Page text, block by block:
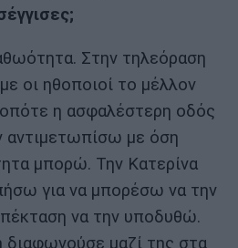
Στην τηλεόραση
οι ηθοποιοί το μέλλον
η ασφαλέστερη οδός
αντιμετωπίσω με όση
μπορώ. Την Κατερίνα
για να μπορέσω να την
να την υποδυθώ.
διαφωνούσε μαζί της στα